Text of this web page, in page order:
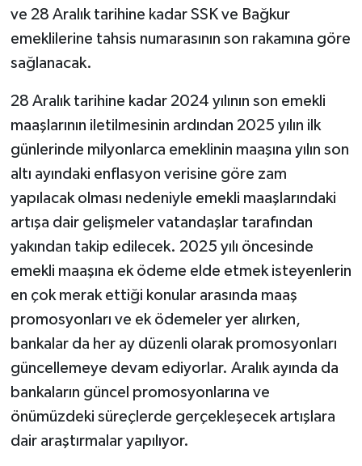
ve 28 Aralık tarihine kadar SSK ve Bağkur
emeklilerine tahsis numarasının son rakamına göre
sağlanacak.
28 Aralık tarihine kadar 2024 yılının son emekli
maaşlarının iletilmesinin ardından 2025 yılın ilk
günlerinde milyonlarca emeklinin maaşına yılın son
altı ayındaki enflasyon verisine göre zam
yapılacak olması nedeniyle emekli maaşlarındaki
artışa dair gelişmeler vatandaşlar tarafından
yakından takip edilecek. 2025 yılı öncesinde
emekli maaşına ek ödeme elde etmek isteyenlerin
en çok merak ettiği konular arasında maaş
promosyonları ve ek ödemeler yer alırken,
bankalar da her ay düzenli olarak promosyonları
güncellemeye devam ediyorlar. Aralık ayında da
bankaların güncel promosyonlarına ve
önümüzdeki süreçlerde gerçekleşecek artışlara
dair araştırmalar yapılıyor.